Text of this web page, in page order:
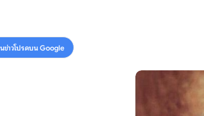
ข่าวโปรดบน Google